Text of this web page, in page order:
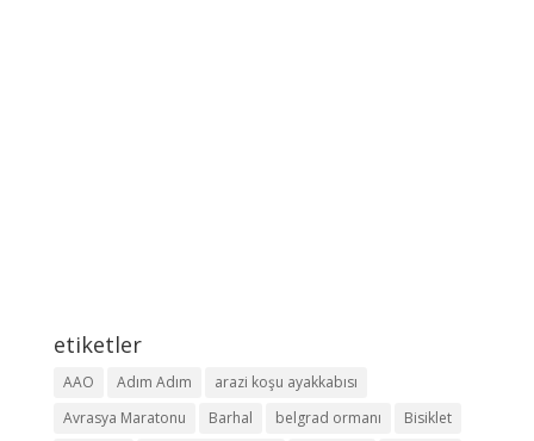
etiketler
AAO Adım Adım
arazi koşu ayakkabısı
Avrasya Maratonu
Barhal belgrad ormanı
Bisiklet